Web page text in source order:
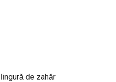
de zahăr